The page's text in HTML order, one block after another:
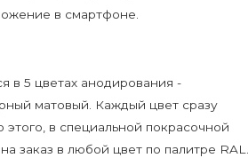
в смартфоне.
в 5 цветах анодирования -
матовый. Каждый цвет сразу
в специальной покрасочной
заказ в любой цвет по палитре RAL.